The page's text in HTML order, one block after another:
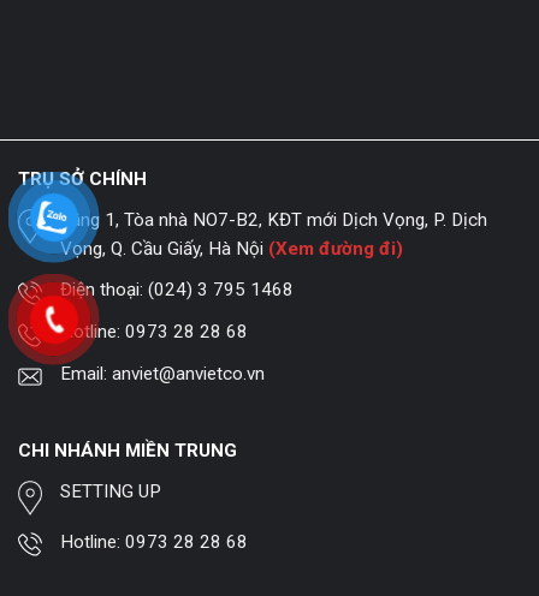
TRỤ SỞ CHÍNH
Tầng 1, Tòa nhà NO7-B2, KĐT mới Dịch Vọng, P. Dịch
Vọng, Q. Cầu Giấy, Hà Nội (Xem đường đi)
Điện thoại:(024) 3 795 1468
Hotline:0973 28 28 68
Email:anviet@anvietco.vn
CHI NHÁNH MIỀN TRUNG
SETTING UP
Hotline:0973 28 28 68